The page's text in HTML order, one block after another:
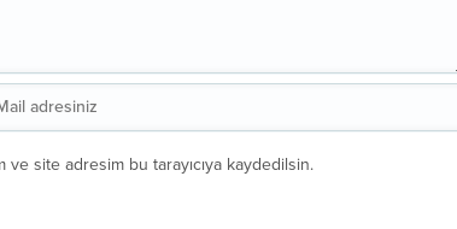
ve site adresim bu tarayıcıya kaydedilsin.